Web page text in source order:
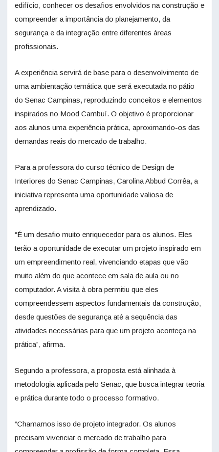
edifício, conhecer os desafios envolvidos na construção e
compreender a importância do planejamento, da
segurança e da integração entre diferentes áreas
profissionais.
A experiência servirá de base para o desenvolvimento de
uma ambientação temática que será executada no pátio
do Senac Campinas, reproduzindo conceitos e elementos
inspirados no Mood Cambuí. O objetivo é proporcionar
aos alunos uma experiência prática, aproximando-os das
demandas reais do mercado de trabalho.
Para a professora do curso técnico de Design de
Interiores do Senac Campinas, Carolina Abbud Corrêa, a
iniciativa representa uma oportunidade valiosa de
aprendizado.
“É um desafio muito enriquecedor para os alunos. Eles
terão a oportunidade de executar um projeto inspirado em
um empreendimento real, vivenciando etapas que vão
muito além do que acontece em sala de aula ou no
computador. A visita à obra permitiu que eles
compreendessem aspectos fundamentais da construção,
desde questões de segurança até a sequência das
atividades necessárias para que um projeto aconteça na
prática”, afirma.
Segundo a professora, a proposta está alinhada à
metodologia aplicada pelo Senac, que busca integrar teoria
e prática durante todo o processo formativo.
“Chamamos isso de projeto integrador. Os alunos
precisam vivenciar o mercado de trabalho para